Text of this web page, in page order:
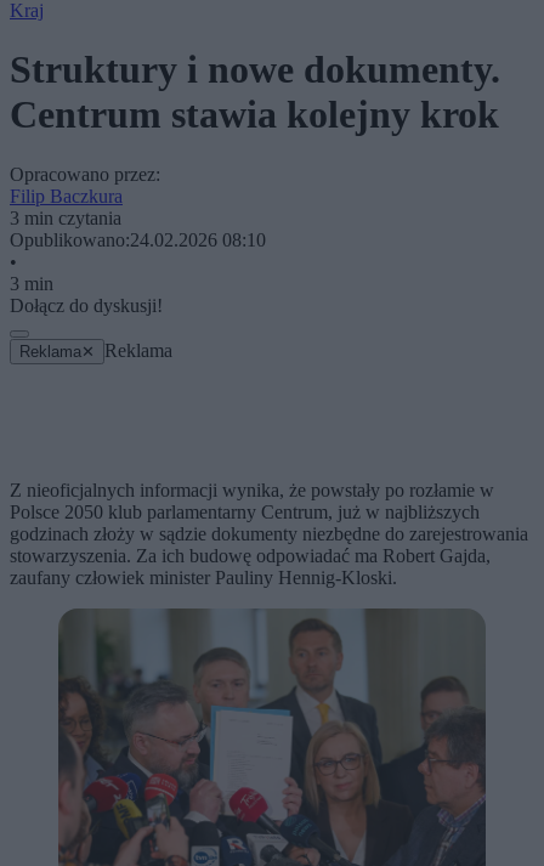
Kraj
Struktury i nowe dokumenty.
Centrum stawia kolejny krok
Opracowano przez:
Filip Baczkura
3 min czytania
Opublikowano:24.02.2026 08:10
•
3 min
Dołącz do dyskusji!
Reklama ✕ Reklama
Z nieoficjalnych informacji wynika, że powstały po rozłamie w
Polsce 2050 klub parlamentarny Centrum, już w najbliższych
godzinach złoży w sądzie dokumenty niezbędne do zarejestrowania
stowarzyszenia. Za ich budowę odpowiadać ma Robert Gajda,
zaufany człowiek minister Pauliny Hennig-Kloski.